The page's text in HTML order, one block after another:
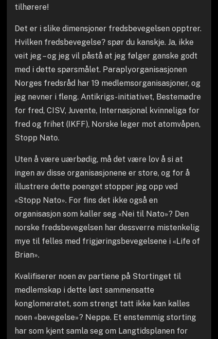
tilhørere!
Det er i slike dimensjoner fredsbevegelsen opptrer.
Hvilken fredsbevegelse? spør du kanskje. Ja, ikke
veit jeg – og jeg vil påstå at jeg følger ganske godt
med i dette spørsmålet. Paraplyorganisasjonen
Norges fredsråd har 19 medlemsorganisasjoner, og
jeg nevner i fleng. Antikrigs-initiativet, Bestemødre
for fred, CISV, Juvente, Internasjonal kvinneliga for
fred og frihet (IKFF), Norske leger mot atomvåpen,
Stopp Nato.
Uten å være uærbødig, må det være lov å si at
ingen av disse organisasjonene er store, og for å
illustrere dette poenget stopper jeg opp ved
«Stopp Nato». For fins det ikke også en
organisasjon som kaller seg «Nei til Nato»? Den
norske fredsbevegelsen har dessverre mistenkelig
mye til felles med frigjøringsbevegelsene i «Life of
Brian».
Kvalifiserer noen av partiene på Stortinget til
medlemskap i dette løst sammensatte
konglomeratet, som strengt tatt ikke kan kalles
noen «bevegelse»? Neppe. Et enstemmig storting
har som kjent samla seg om Langtidsplanen for